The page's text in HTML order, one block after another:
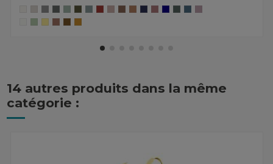
14 autres produits dans la même
catégorie :